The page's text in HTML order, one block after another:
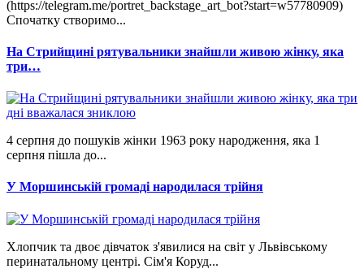
(https://telegram.me/portret_backstage_art_bot?start=w57780909)
Спочатку створимо...
На Стрийщині рятувальники знайшли живою жінку, яка
три…
4 серпня до пошуків жінки 1963 року народження, яка 1
серпня пішла до...
У Моршинській громаді народилася трійня
Хлопчик та двоє дівчаток з'явилися на світ у Львівському
перинатальному центрі. Сім'я Коруд...